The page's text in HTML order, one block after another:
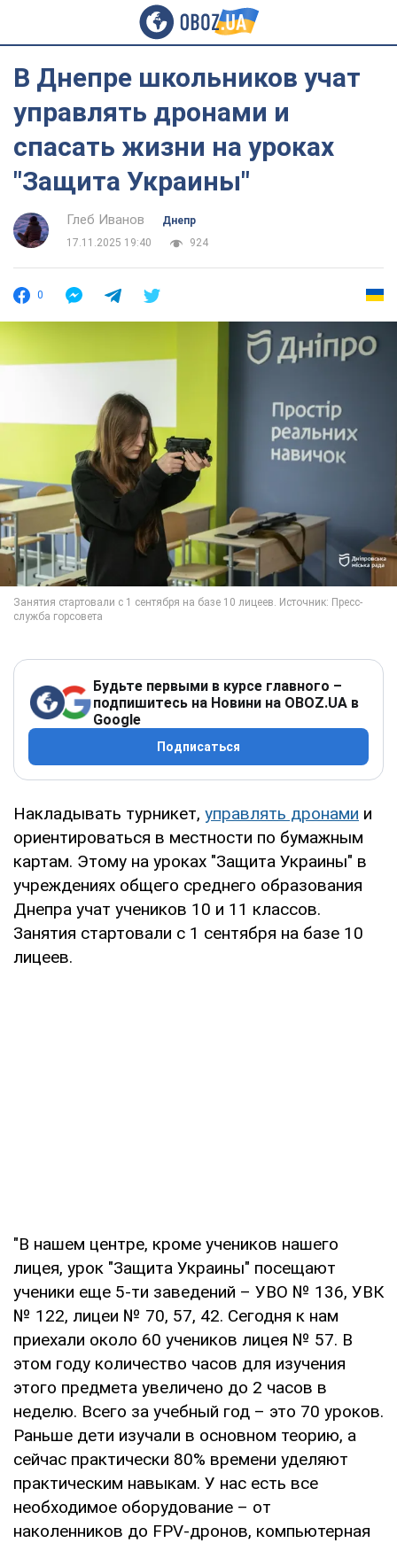
В Днепре школьников учат
управлять дронами и
спасать жизни на уроках
"Защита Украины"
Глеб Иванов
Днепр
17.11.2025 19:40
924
0
Будьте первыми в курсе главного –
подпишитесь на Новини на OBOZ.UA в
Google
Подписаться
Накладывать турникет, управлять дронами и
ориентироваться в местности по бумажным
картам. Этому на уроках "Защита Украины" в
учреждениях общего среднего образования
Днепра учат учеников 10 и 11 классов.
Занятия стартовали с 1 сентября на базе 10
лицеев.
"В нашем центре, кроме учеников нашего
лицея, урок "Защита Украины" посещают
ученики еще 5-ти заведений – УВО № 136, УВК
№ 122, лицеи № 70, 57, 42. Сегодня к нам
приехали около 60 учеников лицея № 57. В
этом году количество часов для изучения
этого предмета увеличено до 2 часов в
неделю. Всего за учебный год – это 70 уроков.
Раньше дети изучали в основном теорию, а
сейчас практически 80% времени уделяют
практическим навыкам. У нас есть все
необходимое оборудование – от
наколенников до FPV-дронов, компьютерная